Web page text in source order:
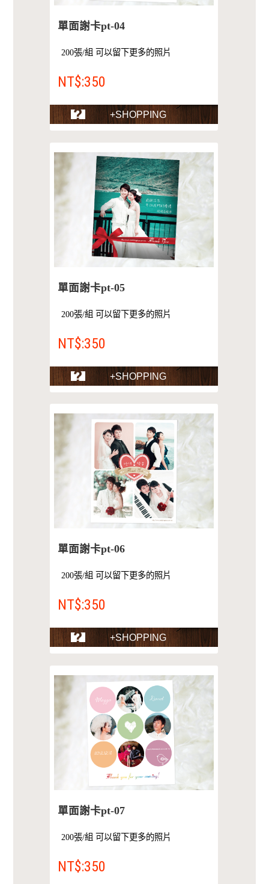
單面謝卡pt-04
200張/組 可以留下更多的照片
NT$:350
+SHOPPING
單面謝卡pt-05
200張/組 可以留下更多的照片
NT$:350
+SHOPPING
單面謝卡pt-06
200張/組 可以留下更多的照片
NT$:350
+SHOPPING
單面謝卡pt-07
200張/組 可以留下更多的照片
NT$:350